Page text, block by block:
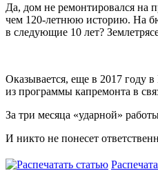
Да, дом не ремонтировался на
чем 120-летнюю историю. На
в следующие 10 лет?
Оказывается, еще в 2017 году
из программы капремонта в
За три месяца «ударной»
И никто не понесет